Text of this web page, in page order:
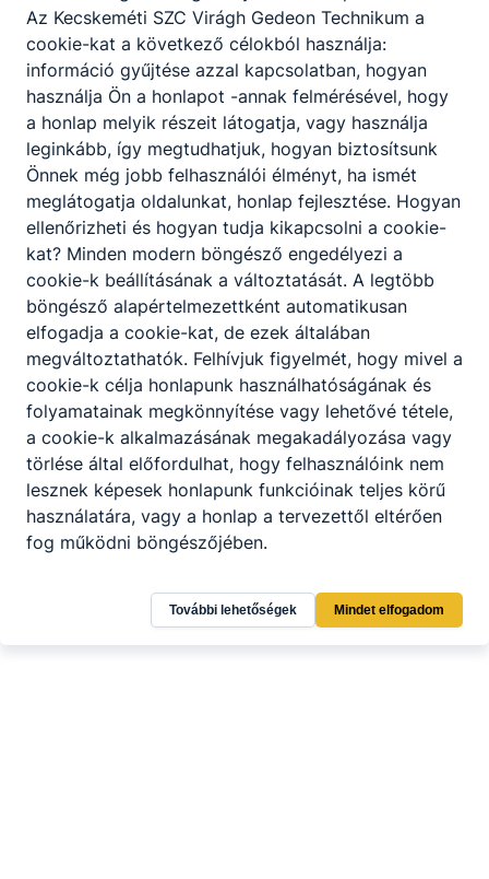
Az Kecskeméti SZC Virágh Gedeon Technikum a
cookie-kat a következő célokból használja:
információ gyűjtése azzal kapcsolatban, hogyan
használja Ön a honlapot -annak felmérésével, hogy
a honlap melyik részeit látogatja, vagy használja
leginkább, így megtudhatjuk, hogyan biztosítsunk
Önnek még jobb felhasználói élményt, ha ismét
meglátogatja oldalunkat, honlap fejlesztése. Hogyan
ellenőrizheti és hogyan tudja kikapcsolni a cookie-
kat? Minden modern böngésző engedélyezi a
cookie-k beállításának a változtatását. A legtöbb
böngésző alapértelmezettként automatikusan
elfogadja a cookie-kat, de ezek általában
megváltoztathatók. Felhívjuk figyelmét, hogy mivel a
cookie-k célja honlapunk használhatóságának és
folyamatainak megkönnyítése vagy lehetővé tétele,
a cookie-k alkalmazásának megakadályozása vagy
törlése által előfordulhat, hogy felhasználóink nem
lesznek képesek honlapunk funkcióinak teljes körű
használatára, vagy a honlap a tervezettől eltérően
fog működni böngészőjében.
További lehetőségek Mindet elfogadom